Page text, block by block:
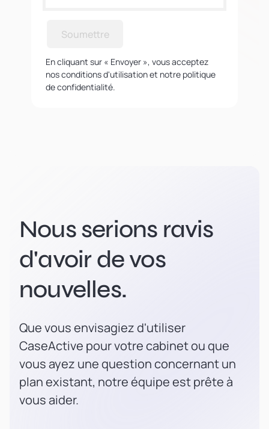
Soumettre
En cliquant sur « Envoyer », vous acceptez
nos conditions d'utilisation et notre politique
de confidentialité.
Nous serions ravis
d'avoir de vos
nouvelles.
Que vous envisagiez d'utiliser
CaseActive pour votre cabinet ou que
vous ayez une question concernant un
plan existant, notre équipe est prête à
vous aider.